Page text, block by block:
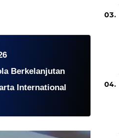
Berkelanjutan
International